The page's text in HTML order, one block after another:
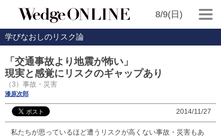
8/9(日)
学びなおしのリスク論
「交通事故より地震が怖い」
現実と感覚にリスクのギャップあり
（3）事故・災害
漆原次郎
2014/11/27
私たちが思っているほど遭うリスクが高くない事故・災害もあ